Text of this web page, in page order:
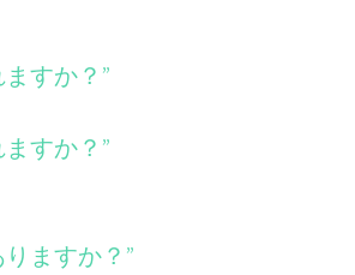
すか？”
すか？”
ますか？”